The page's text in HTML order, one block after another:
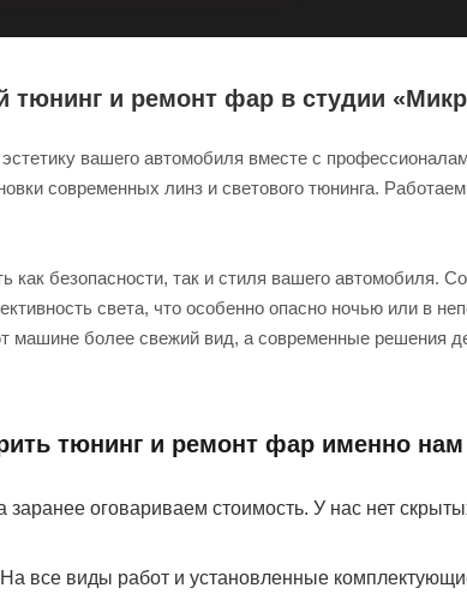
тюнинг и ремонт фар в студии
вашего автомобиля вместе с
современных линз и светового тюнинга.
безопасности, так и стиля вашего автомобиля.
света, что особенно опасно ночью или в
машине более свежий вид, а современные
тюнинг и ремонт фар именно нам
заранее оговариваем стоимость. У нас нет
На все виды работ и установленные